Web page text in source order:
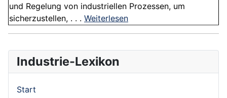
und Regelung von industriellen Prozessen, um
sicherzustellen, . . . Weiterlesen
Industrie-Lexikon
Start